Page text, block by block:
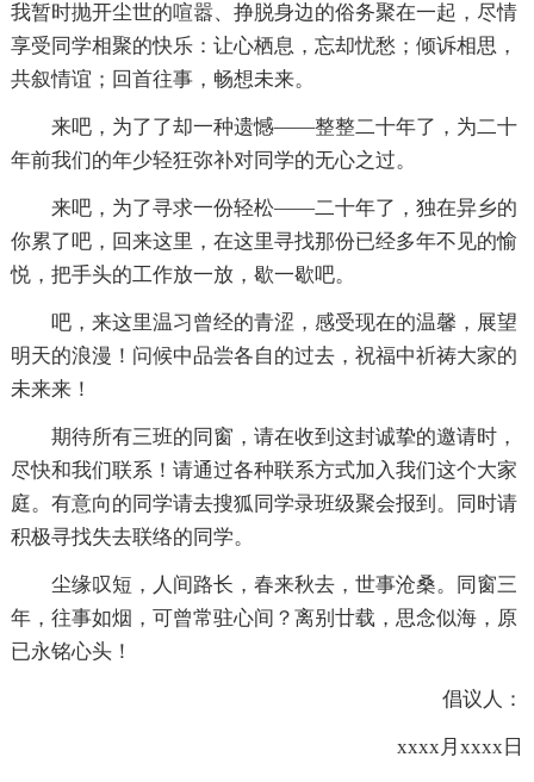
我暂时抛开尘世的喧嚣、挣脱身边的俗务聚在一起，尽情
享受同学相聚的快乐：让心栖息，忘却忧愁；倾诉相思，
共叙情谊；回首往事，畅想未来。
来吧，为了了却一种遗憾——整整二十年了，为二十
年前我们的年少轻狂弥补对同学的无心之过。
来吧，为了寻求一份轻松——二十年了，独在异乡的
你累了吧，回来这里，在这里寻找那份已经多年不见的愉
悦，把手头的工作放一放，歇一歇吧。
吧，来这里温习曾经的青涩，感受现在的温馨，展望
明天的浪漫！问候中品尝各自的过去，祝福中祈祷大家的
未来来！
期待所有三班的同窗，请在收到这封诚挚的邀请时，
尽快和我们联系！请通过各种联系方式加入我们这个大家
庭。有意向的同学请去搜狐同学录班级聚会报到。同时请
积极寻找失去联络的同学。
尘缘叹短，人间路长，春来秋去，世事沧桑。同窗三
年，往事如烟，可曾常驻心间？离别廿载，思念似海，原
已永铭心头！
倡议人：
xxxx月xxxx日